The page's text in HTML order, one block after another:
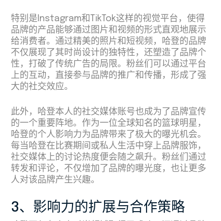
特别是Instagram和TikTok这样的视觉平台，使得
品牌的产品能够通过图片和视频的形式直观地展示
给消费者。通过精美的照片和短视频，哈登的品牌
不仅展现了其时尚设计的独特性，还塑造了品牌个
性，打破了传统广告的局限。粉丝们可以通过平台
上的互动，直接参与品牌的推广和传播，形成了强
大的社交效应。
此外，哈登本人的社交媒体账号也成为了品牌宣传
的一个重要阵地。作为一位全球知名的篮球明星，
哈登的个人影响力为品牌带来了极大的曝光机会。
每当哈登在比赛期间或私人生活中穿上品牌服饰，
社交媒体上的讨论热度便会随之飙升。粉丝们通过
转发和评论，不仅增加了品牌的曝光度，也让更多
人对该品牌产生兴趣。
3、影响力的扩展与合作策略